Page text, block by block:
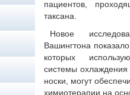
пациентов,
таксана.
Новое
Вашингтона
которых
системы
носки, могут
химиотерапии на